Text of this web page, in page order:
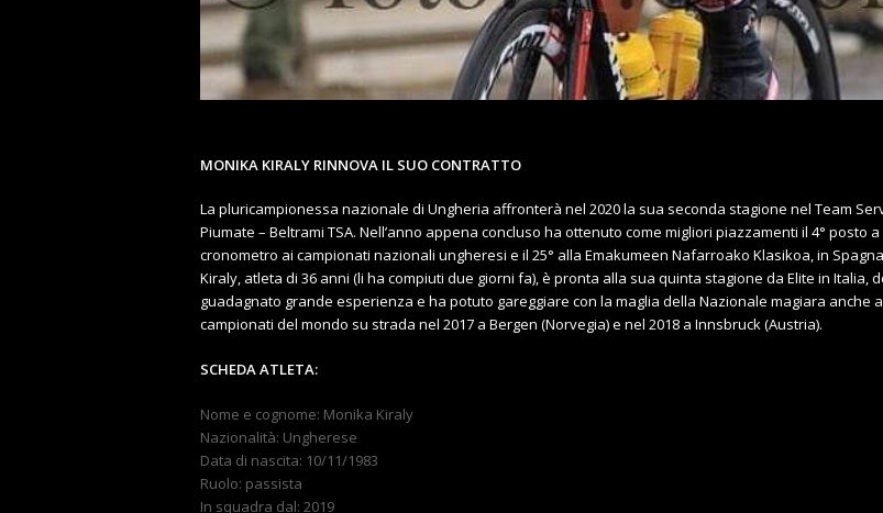
MONIKA KIRALY RINNOVA IL SUO CONTRATTO
La pluricampionessa nazionale di Ungheria affronterà nel 2020 la sua seconda stagione nel Team
Piumate – Beltrami TSA. Nell’anno appena concluso ha ottenuto come migliori piazzamenti il 4° posto a
cronometro ai campionati nazionali ungheresi e il 25° alla Emakumeen Nafarroako Klasikoa, in
Kiraly, atleta di 36 anni (li ha compiuti due giorni fa), è pronta alla sua quinta stagione da Elite in Italia,
guadagnato grande esperienza e ha potuto gareggiare con la maglia della Nazionale magiara anche
campionati del mondo su strada nel 2017 a Bergen (Norvegia) e nel 2018 a Innsbruck (Austria).
SCHEDA ATLETA:
Nome e cognome: Monika Kiraly
Nazionalità: Ungherese
Data di nascita: 10/11/1983
Ruolo: passista
In squadra dal: 2019